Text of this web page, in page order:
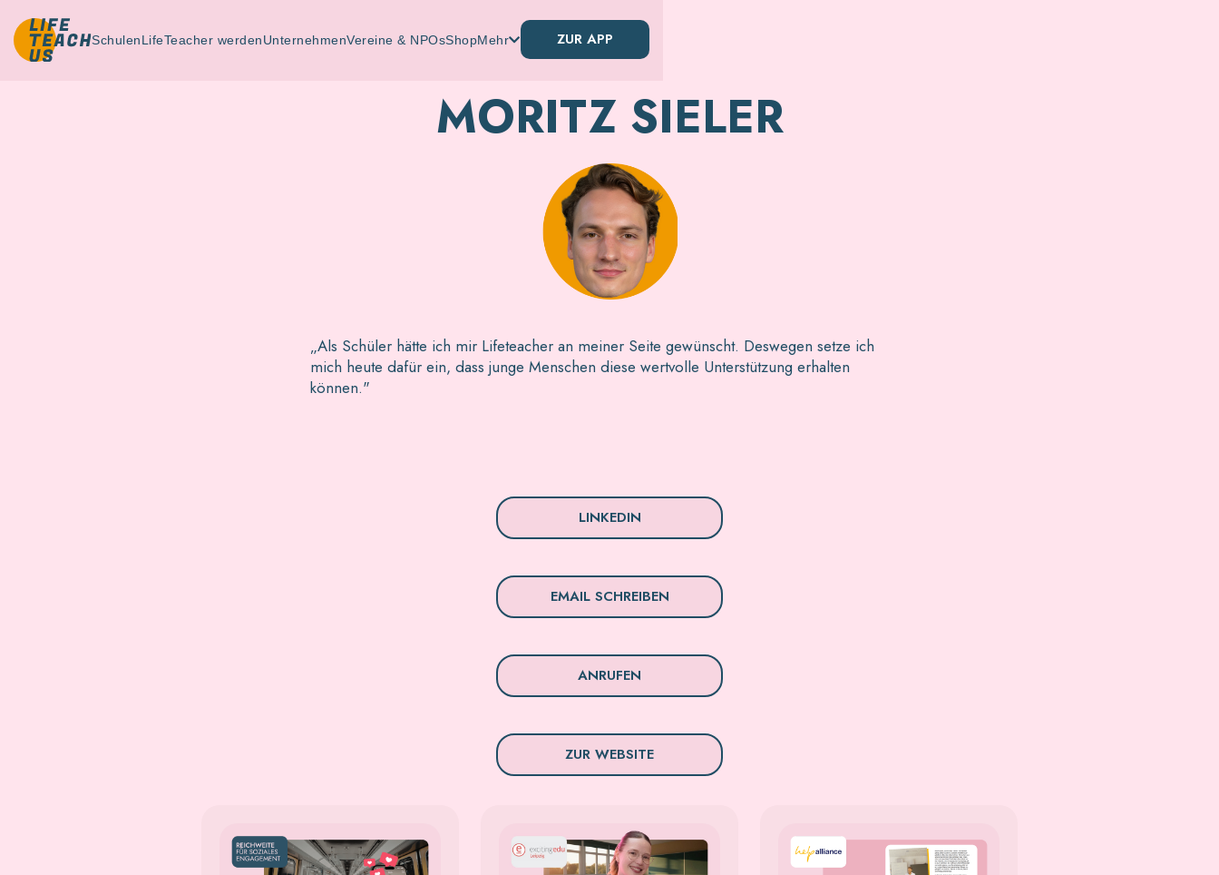
SchulenLifeTeacher werdenUnternehmenVereine & NPOsShopMehr ZUR APP
MORITZ SIELER
„Als Schüler hätte ich mir Lifeteacher an meiner Seite gewünscht. Deswegen setze ich
mich heute dafür ein, dass junge Menschen diese wertvolle Unterstützung erhalten
können."
LINKEDIN
EMAIL SCHREIBEN
ANRUFEN
ZUR WEBSITE